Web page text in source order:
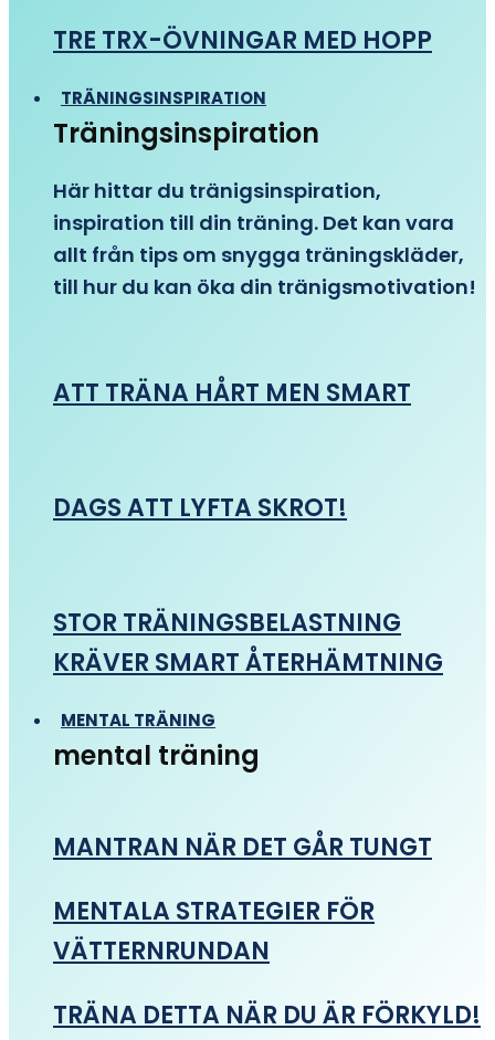
TRE TRX-ÖVNINGAR MED HOPP
TRÄNINGSINSPIRATION
Träningsinspiration
Här hittar du tränigsinspiration,
inspiration till din träning. Det kan vara
allt från tips om snygga träningskläder,
till hur du kan öka din tränigsmotivation!
ATT TRÄNA HÅRT MEN SMART
DAGS ATT LYFTA SKROT!
STOR TRÄNINGSBELASTNING
KRÄVER SMART ÅTERHÄMTNING
MENTAL TRÄNING
mental träning
MANTRAN NÄR DET GÅR TUNGT
MENTALA STRATEGIER FÖR
VÄTTERNRUNDAN
TRÄNA DETTA NÄR DU ÄR FÖRKYLD!